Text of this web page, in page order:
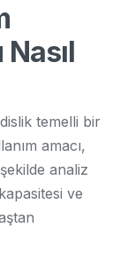
temelli bir
amacı,
analiz
ve